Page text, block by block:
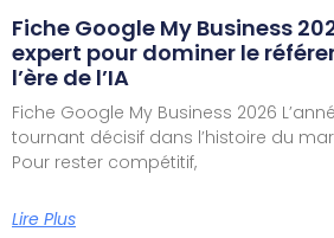
Fiche Google My Business
expert pour dominer le
l’ère de l’IA
Fiche Google My Business 2026
tournant décisif dans l’histoire du
Pour rester compétitif,
Lire Plus